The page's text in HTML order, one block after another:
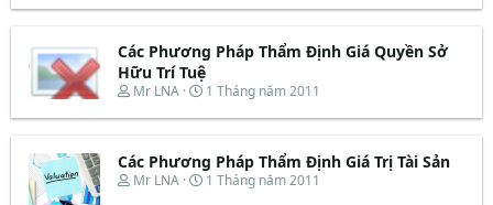
r
a
d
s
a
t
e
à
b
ắ
t
ầ
Các Phương Pháp Thẩm Định Giá Quyền Sở
Hữu Trí Tuệ
T
r
a
d
Mr LNA
N
à
b
ắ
1 Tháng năm 2011
Các Phương Pháp Thẩm Định Giá Trị Tài Sản
T
Mr LNA
N1 Tháng năm 2011